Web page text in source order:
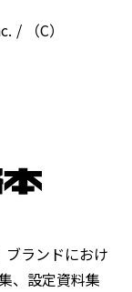
/ （C）
ブランドにおけ
、設定資料集